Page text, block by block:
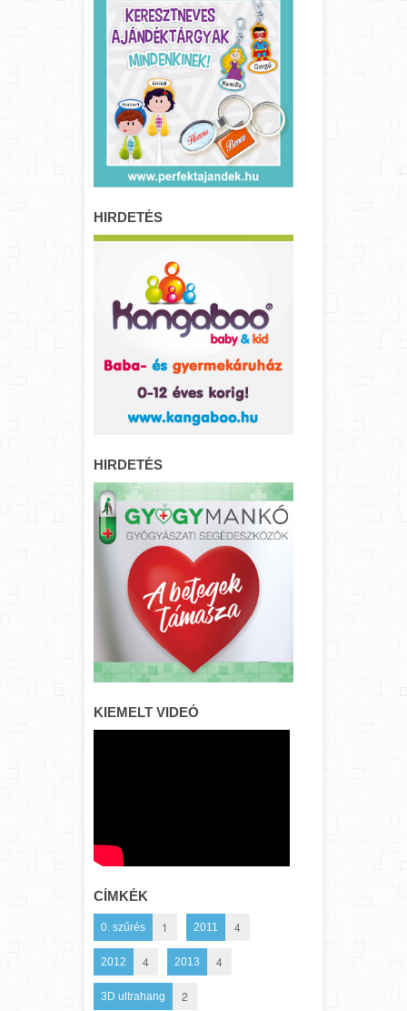
HIRDETÉS
HIRDETÉS
KIEMELT VIDEÓ
CÍMKÉK
0. szűrés 1 2011 4
2012 4 2013 4
3D ultrahang 2